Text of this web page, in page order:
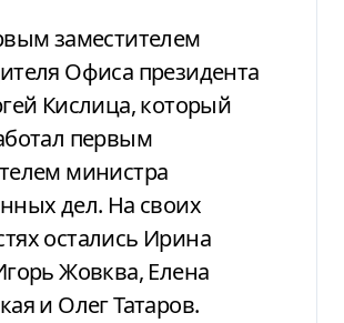
заместителем
Офиса президента
Кислица, который
первым
министра
дел. На своих
остались Ирина
Жовква, Елена
и Олег Татаров.